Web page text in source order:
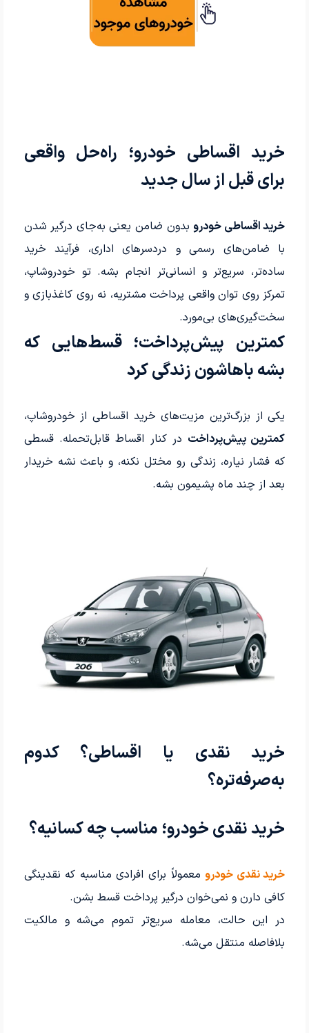
خرید اقساطی خودرو؛ راه‌حل واقعی
برای قبل از سال جدید
خرید اقساطی خودرو بدون ضامن یعنی به‌جای درگیر شدن
با ضامن‌های رسمی و دردسرهای اداری، فرآیند خرید
ساده‌تر، سریع‌تر و انسانی‌تر انجام بشه. تو خودروشاپ،
تمرکز روی توان واقعی پرداخت مشتریه، نه روی کاغذبازی و
سخت‌گیری‌های بی‌مورد.
کمترین پیش‌پرداخت؛ قسط‌هایی که
بشه باهاشون زندگی کرد
یکی از بزرگ‌ترین مزیت‌های خرید اقساطی از خودروشاپ،
کمترین پیش‌پرداخت در کنار اقساط قابل‌تحمله. قسطی
که فشار نیاره، زندگی رو مختل نکنه، و باعث نشه خریدار
بعد از چند ماه پشیمون بشه.
خرید نقدی یا اقساطی؟ کدوم
به‌صرفه‌تره؟
خرید نقدی خودرو؛ مناسب چه کسانیه؟
خرید نقدی خودرومعمولاً برای افرادی مناسبه که نقدینگی
کافی دارن و نمی‌خوان درگیر پرداخت قسط بشن.
در این حالت، معامله سریع‌تر تموم می‌شه و مالکیت
بلافاصله منتقل می‌شه.